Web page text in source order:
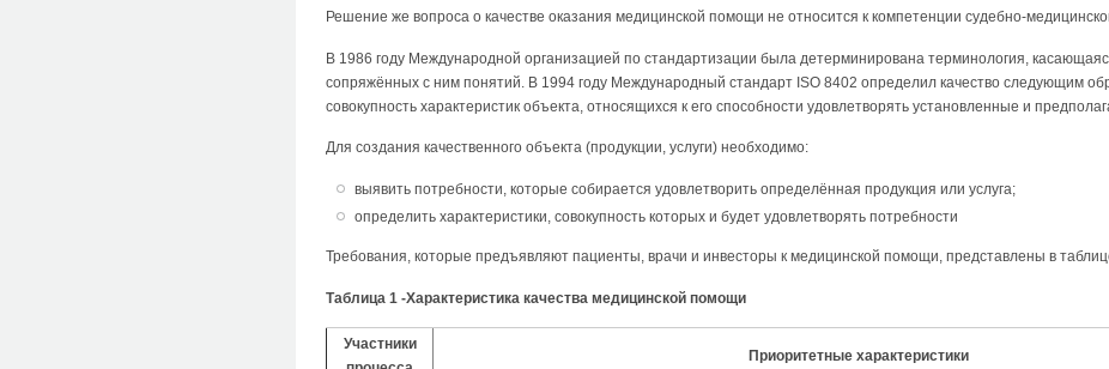
Решение же вопроса о качестве оказания медицинской помощи не относится к компетенции судебно-
В 1986 году Международной организацией по стандартизации была детерминирована терминология,
сопряжённых с ним понятий. В 1994 году Международный стандарт ISO 8402 определил качество следующим
совокупность характеристик объекта, относящихся к его способности удовлетворять установленные и
Для создания качественного объекта (продукции, услуги) необходимо:
выявить потребности, которые собирается удовлетворить определённая продукция или услуга;
определить характеристики, совокупность которых и будет удовлетворять потребности
Требования, которые предъявляют пациенты, врачи и инвесторы к медицинской помощи, представлены в
Таблица 1 -Характеристика качества медицинской помощи
Участники
Приоритетные характеристики